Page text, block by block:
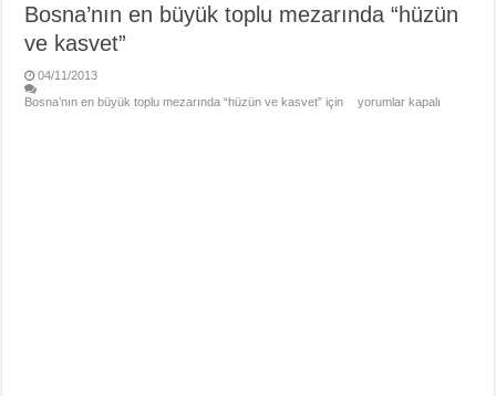
Bosna’nın en büyük toplu mezarında “hüzün
ve kasvet”
04/11/2013
Bosna’nın en büyük toplu mezarında “hüzün ve kasvet” için
yorumlar kapalı